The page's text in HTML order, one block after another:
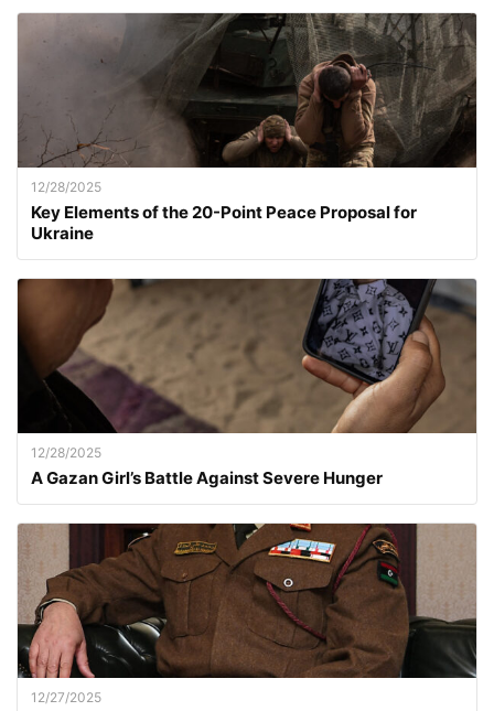
12/28/2025
Key Elements of the 20-Point Peace Proposal for
Ukraine
12/28/2025
A Gazan Girl’s Battle Against Severe Hunger
12/27/2025